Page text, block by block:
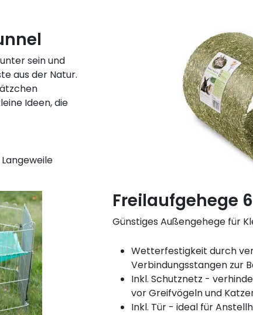
sein und
aus der Natur.
Ideen, die
Freilaufgehege
Günstiges Außengehege für
Wetterfestigkeit durch
Verbindungsstangen zur
Inkl. Schutznetz -
vor Greifvögeln und
Inkl. Tür - ideal für